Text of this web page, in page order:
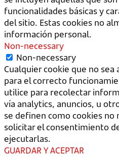
funcionalidades básicas y
del sitio. Estas cookies no
información personal.
Non-necessary
Non-necessary
Cualquier cookie que no
para el correcto
utilice para recolectar
vía analytics, anuncios, u
se definen como cookies no
solicitar el consentimiento
ejecutarlas.
GUARDAR Y ACEPTAR